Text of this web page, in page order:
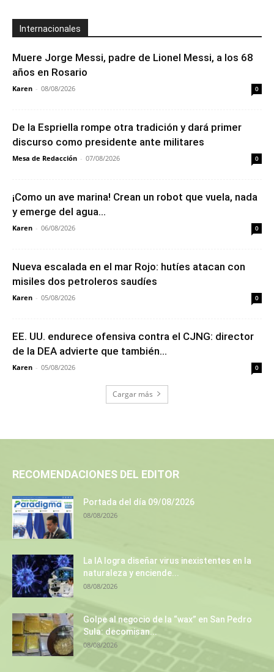
Internacionales
Muere Jorge Messi, padre de Lionel Messi, a los 68
años en Rosario
Karen - 08/08/2026 0
De la Espriella rompe otra tradición y dará primer
discurso como presidente ante militares
Mesa de Redacción - 07/08/2026 0
¡Como un ave marina! Crean un robot que vuela, nada
y emerge del agua...
Karen - 06/08/2026 0
Nueva escalada en el mar Rojo: hutíes atacan con
misiles dos petroleros saudíes
Karen - 05/08/2026 0
EE. UU. endurece ofensiva contra el CJNG: director
de la DEA advierte que también...
Karen - 05/08/2026 0
Cargar más
RECOMENDACIONES DEL EDITOR
Portada del día 09/08/2026
08/08/2026
La IA logra diseñar virus inexistentes en la
naturaleza y enciende...
08/08/2026
Golpe al negocio de la “wax” en San Pedro
Sula: decomisan...
08/08/2026